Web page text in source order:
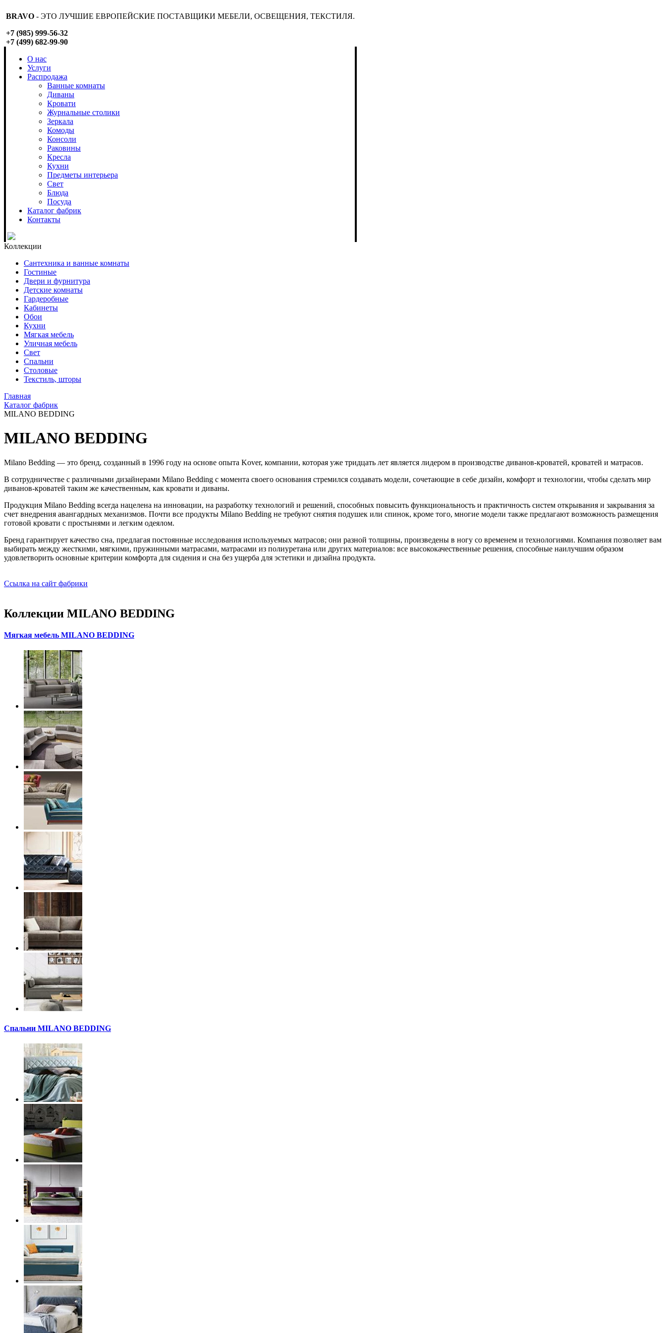
BRAVO - ЭТО ЛУЧШИЕ ЕВРОПЕЙСКИЕ ПОСТАВЩИКИ МЕБЕЛИ, ОСВЕЩЕНИЯ, ТЕКСТИЛЯ.
+7 (985) 999-56-32
+7 (499) 682-99-90
О нас
Услуги
Распродажа
Ванные комнаты
Диваны
Кровати
Журнальные столики
Зеркала
Комоды
Консоли
Раковины
Кресла
Кухни
Предметы интерьера
Свет
Блюда
Посуда
Каталог фабрик
Контакты
Коллекции
Сантехника и ванные комнаты
Гостиные
Двери и фурнитура
Детские комнаты
Гардеробные
Кабинеты
Обои
Кухни
Мягкая мебель
Уличная мебель
Свет
Спальни
Столовые
Текстиль, шторы
Главная
Каталог фабрик
MILANO BEDDING
MILANO BEDDING
Milano Bedding — это бренд, созданный в 1996 году на основе опыта Kover, компании, которая уже тридцать лет является лидером в производстве диванов-кроватей, кроватей и матрасов.
В сотрудничестве с различными дизайнерами Milano Bedding с момента своего основания стремился создавать модели, сочетающие в себе дизайн, комфорт и технологии, чтобы сделать мир
диванов-кроватей таким же качественным, как кровати и диваны.
Продукция Milano Bedding всегда нацелена на инновации, на разработку технологий и решений, способных повысить функциональность и практичность систем открывания и закрывания за
счет внедрения авангардных механизмов. Почти все продукты Milano Bedding не требуют снятия подушек или спинок, кроме того, многие модели также предлагают возможность размещения
готовой кровати с простынями и легким одеялом.
Бренд гарантирует качество сна, предлагая постоянные исследования используемых матрасов; они разной толщины, произведены в ногу со временем и технологиями. Компания позволяет вам
выбирать между жесткими, мягкими, пружинными матрасами, матрасами из полиуретана или других материалов: все высококачественные решения, способные наилучшим образом
удовлетворить основные критерии комфорта для сидения и сна без ущерба для эстетики и дизайна продукта.
Ссылка на сайт фабрики
Коллекции MILANO BEDDING
Мягкая мебель MILANO BEDDING
Спальни MILANO BEDDING